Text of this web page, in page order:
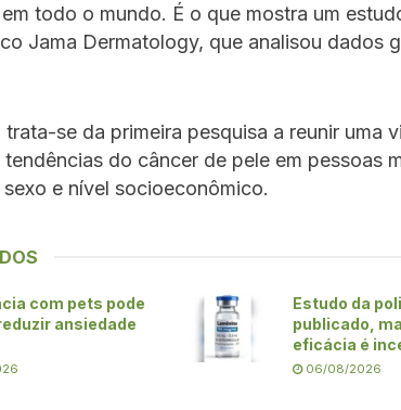
todo o mundo. É o que mostra um
Jama Dermatology, que analisou dados
se da primeira pesquisa a reunir uma
do câncer de pele em pessoas
e nível socioeconômico.
com pets pode
ansiedade
Estudo da
publicado,
eficácia é
06/08/2026